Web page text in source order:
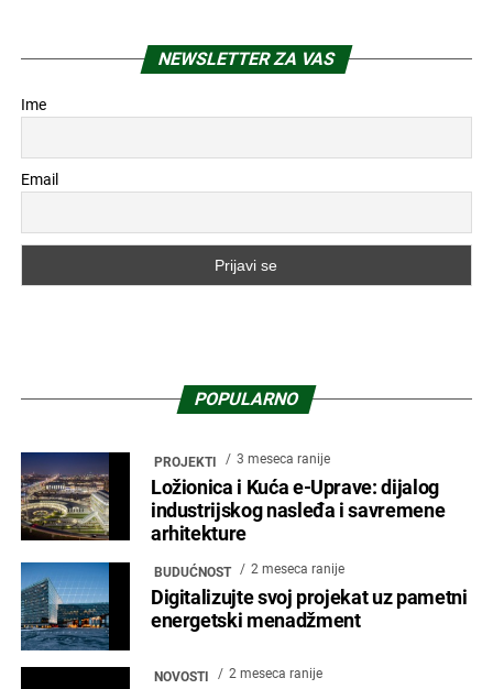
NEWSLETTER ZA VAS
Ime
Email
POPULARNO
PROJEKTI 3 meseca ranije
Ložionica i Kuća e-Uprave: dijalog
industrijskog nasleđa i savremene
arhitekture
BUDUĆNOST 2 meseca ranije
Digitalizujte svoj projekat uz pametni
energetski menadžment
NOVOSTI 2 meseca ranije